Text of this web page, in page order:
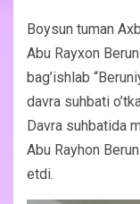
Boysun tuman
Abu Rayxon
bag’ishlab
davra suhbati
Davra suhbatida
Abu Rayhon
etdi.